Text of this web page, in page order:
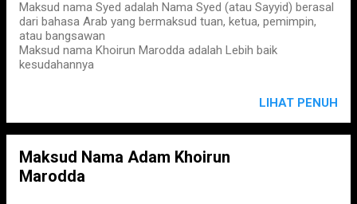
Maksud nama Syed adalah Nama Syed (atau Sayyid) berasal
dari bahasa Arab yang bermaksud tuan, ketua, pemimpin,
atau bangsawan
Maksud nama Khoirun Marodda adalah Lebih baik
kesudahannya
LIHAT PENUH
Maksud Nama Adam Khoirun
Marodda